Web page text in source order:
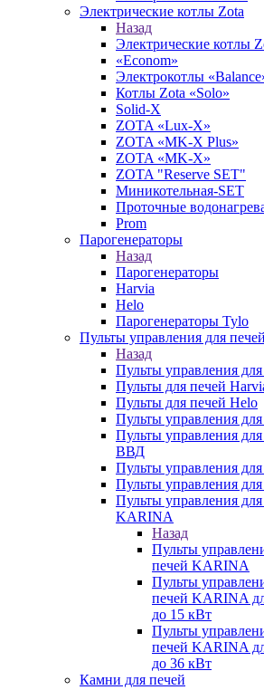
Электрические котлы Zota
Назад
Электрические котлы
«Econom»
Электрокотлы
Котлы Zota «Solo»
Solid-X
ZOTA «Lux-X»
ZOTA «MK-X Plus»
ZOTA «MK-X»
ZOTA "Reserve SET"
Миникотельная-SET
Проточные
Prom
Парогенераторы
Назад
Парогенераторы
Harvia
Helo
Парогенераторы Tylo
Пульты управления для печей
Назад
Пульты управления
Пульты для печей
Пульты для печей Helo
Пульты управления
Пульты управления
ВВД
Пульты управления
Пульты управления для
Пульты управления
KARINA
Назад
Пульты
печей KARINA
Пульты
печей KARINA
до 15 кВт
Пульты
печей KARINA
до 36 кВт
Камни для печей